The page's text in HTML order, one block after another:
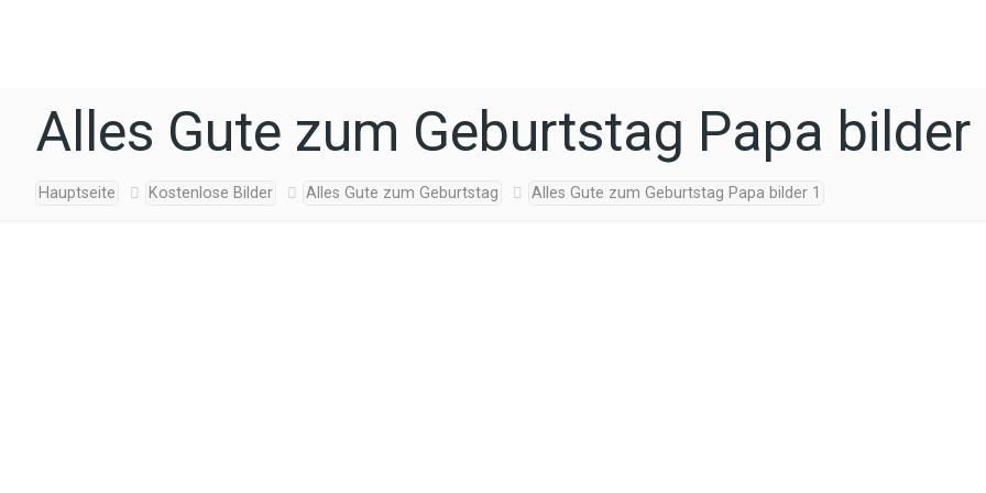
Alles Gute zum Geburtstag Papa bilder
Hauptseite Kostenlose Bilder Alles Gute zum Geburtstag Alles Gute zum Geburtstag Papa bilder 1